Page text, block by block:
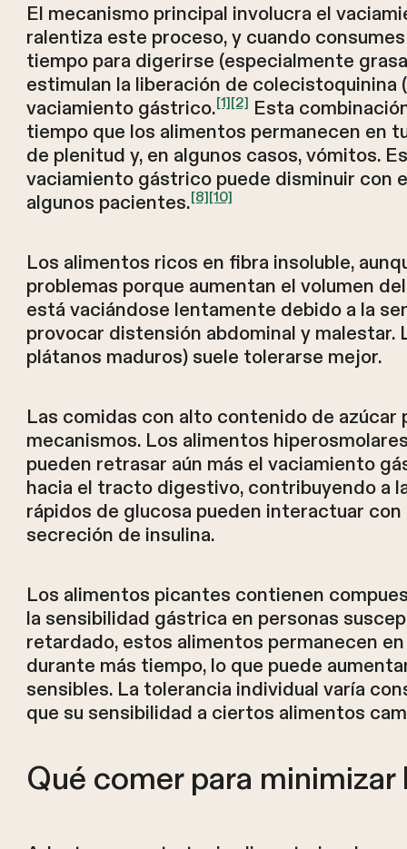
El mecanismo principal involucra el
ralentiza este proceso, y cuando
tiempo para digerirse (especialmente
estimulan la liberación de colecistoquinina
vaciamiento gástrico.[1][2] Esta
tiempo que los alimentos permanecen en
de plenitud y, en algunos casos, vómitos.
vaciamiento gástrico puede disminuir con
algunos pacientes.[8][10]
Los alimentos ricos en fibra insoluble,
problemas porque aumentan el volumen
está vaciándose lentamente debido a la
provocar distensión abdominal y malestar.
plátanos maduros) suele tolerarse mejor.
Las comidas con alto contenido de
mecanismos. Los alimentos
pueden retrasar aún más el vaciamiento
hacia el tracto digestivo, contribuyendo a
rápidos de glucosa pueden interactuar
secreción de insulina.
Los alimentos picantes contienen
la sensibilidad gástrica en personas
retardado, estos alimentos permanecen
durante más tiempo, lo que puede
sensibles. La tolerancia individual varía
que su sensibilidad a ciertos alimentos
Qué comer para